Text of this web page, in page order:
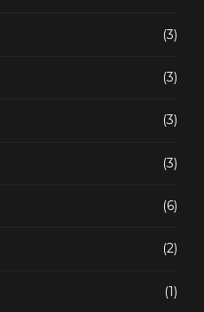
(3)
(3)
(3)
(3)
(6)
(2)
(1)